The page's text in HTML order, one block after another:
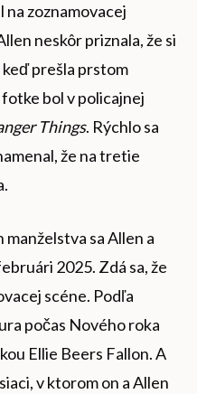
na zoznamovacej
neskôr priznala, že si
prešla prstom
bol v policajnej
Things. Rýchlo sa
že na tretie
sa Allen a
2025. Zdá sa, že
scéne. Podľa
počas Nového roka
Ellie Beers Fallon. A
v ktorom on a Allen